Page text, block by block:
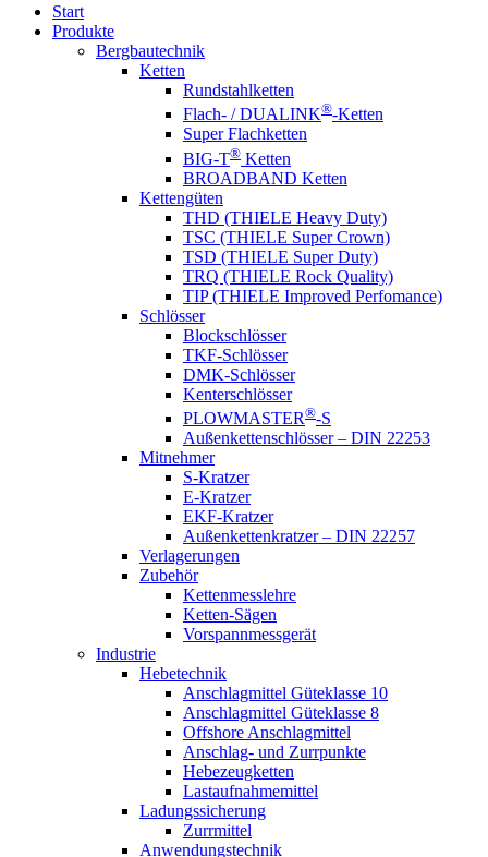
Start
Produkte
Bergbautechnik
Ketten
Rundstahlketten
Flach- / DUALINK®-Ketten
Super Flachketten
BIG-T® Ketten
BROADBAND Ketten
Kettengüten
THD (THIELE Heavy Duty)
TSC (THIELE Super Crown)
TSD (THIELE Super Duty)
TRQ (THIELE Rock Quality)
TIP (THIELE Improved Perfomance)
Schlösser
Blockschlösser
TKF-Schlösser
DMK-Schlösser
Kenterschlösser
PLOWMASTER®-S
Außenkettenschlösser – DIN 22253
Mitnehmer
S-Kratzer
E-Kratzer
EKF-Kratzer
Außenkettenkratzer – DIN 22257
Verlagerungen
Zubehör
Kettenmesslehre
Ketten-Sägen
Vorspannmessgerät
Industrie
Hebetechnik
Anschlagmittel Güteklasse 10
Anschlagmittel Güteklasse 8
Offshore Anschlagmittel
Anschlag- und Zurrpunkte
Hebezeugketten
Lastaufnahmemittel
Ladungssicherung
Zurrmittel
Anwendungstechnik